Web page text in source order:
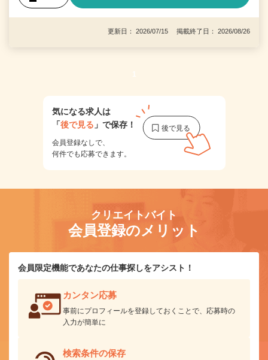
更新日： 2026/07/15 掲載終了日： 2026/08/26
1
気になる求人は
「後で見る 」で保存！
会員登録なしで、
何件でも応募できます。
クリエイトバイト
会員登録のメリット
会員限定機能であなたの仕事探しをアシスト！
カンタン応募
事前にプロフィールを登録しておくことで、応募時の
入力が簡単に
検索条件の保存